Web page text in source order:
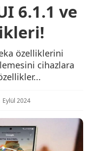
6.1.1 ve
özelliklerini
cihazlara
Eylül 2024